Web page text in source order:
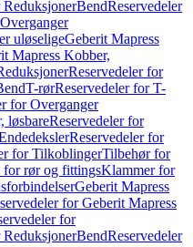
ReduksjonerBendReservedeler
Overganger
uløseligeGeberit Mapress
Mapress Kobber,
Reservedeler for
T-rørReservedeler for T-
for Overganger
løsbareReservedeler for
Reservedeler for
for TilkoblingerTilbehør for
for rør og fittingsKlammer for
Geberit Mapress
for Geberit Mapress
for
ReduksjonerBendReservedeler